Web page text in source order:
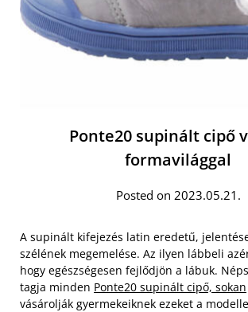
Ponte20 supinált cipő
formavilággal
Posted on 2023.05.21.
A supinált kifejezés latin eredetű,
szélének megemelése. Az ilyen lábbeli
hogy egészségesen fejlődjön a lábuk.
tagja minden Ponte20 supinált cipő, sokan
vásárolják gyermekeiknek ezeket a